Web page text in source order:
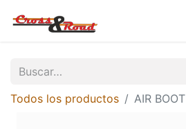
Todos los productos AIR BOOT